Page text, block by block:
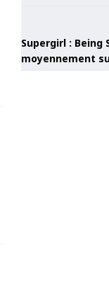
Supergirl : Being
moyennement